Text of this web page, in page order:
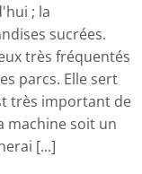
; la
sucrées.
très fréquentés
parcs. Elle sert
très important de
machine soit un
[...]